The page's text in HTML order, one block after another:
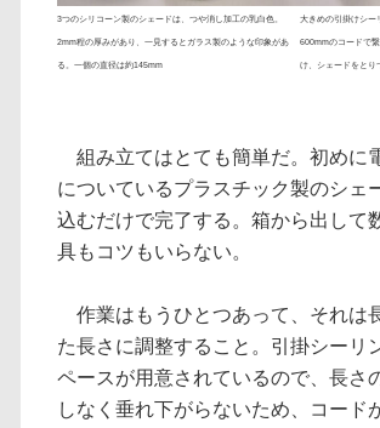
3つのシリコーン製のシェードは、つや消し加工の乳白色。
2mm程の厚みがあり、一見するとガラス製のような印象があ
る。一個の直径は約145mm
大きめの引掛けシー
600mmのコードで
け、シェードをとり
組み立てはとても簡単だ。初めに
についているプラスチック製のシェ
込むだけで完了する。箱から出して
具もコツもいらない。
作業はもうひとつあって、それは
た長さに調整すること。引掛シーリ
ペースが用意されているので、長さ
しなく垂れ下がらないため、コード